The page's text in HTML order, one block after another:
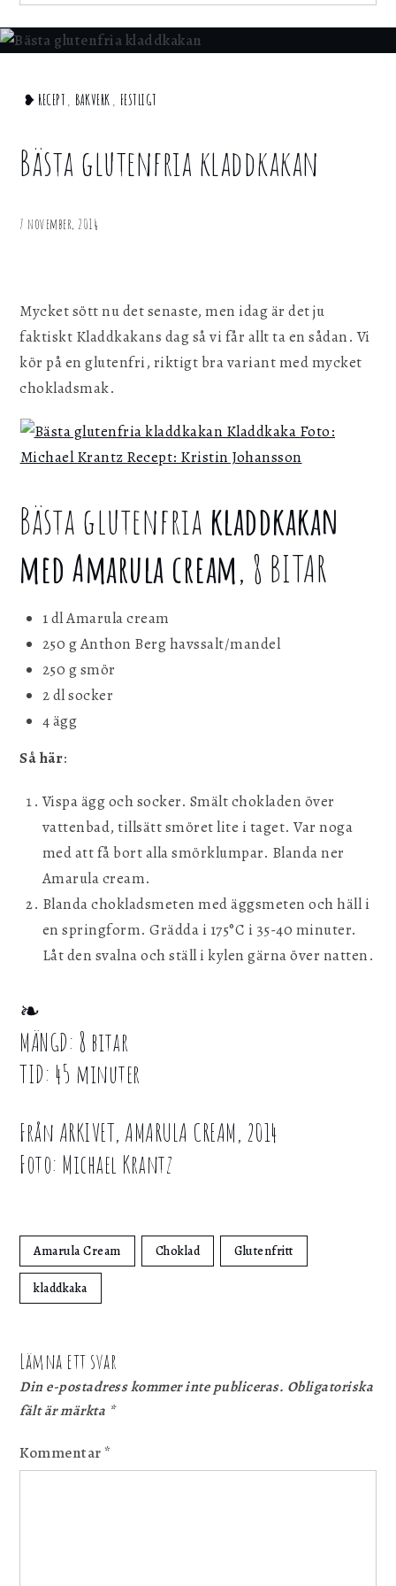
Home
Bästa
glutenfria
❥ RECEPT , BAKVERK , FESTLIGT
Bästa glutenfria kladdkakan
7 november, 2014
Mycket sött nu det senaste, men idag är det ju
faktiskt Kladdkakans dag så vi får allt ta en sådan. Vi
kör på en glutenfri, riktigt bra variant med mycket
chokladsmak.
Bästa glutenfria kladdkakan
med Amarula cream, 8 BITAR
1 dl Amarula cream
250 g Anthon Berg havssalt/mandel
250 g smör
2 dl socker
4 ägg
Så här:
Vispa ägg och socker. Smält chokladen över
vattenbad, tillsätt smöret lite i taget. Var noga
med att få bort alla smörklumpar. Blanda ner
Amarula cream.
Blanda chokladsmeten med äggsmeten och häll i
en springform. Grädda i 175°C i 35-40 minuter.
Låt den svalna och ställ i kylen gärna över natten.
❧
MÄNGD: 8 bitar
TID: 45 minuter
Från ARKIVET, AMARULA CREAM, 2014
Foto: Michael Krantz
Amarula Cream Choklad Glutenfritt
kladdkaka
Lämna ett svar
Din e-postadress kommer inte publiceras. Obligatoriska
fält är märkta *
Kommentar*
för att webbplatsen ska fungera.
Statistik
information och funktionalitet vill vi samla in
personligen med hjälp av dessa uppgifter.
Genom att dela ditt surfbeteende på vår
Spara inställningar